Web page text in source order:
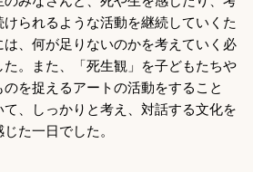
られるような活動を継続していくた
、何が足りないのかを考えていく必
。また、「死生観」を子どもたちや
を捉えるアートの活動をすること
、しっかりと考え、対話する文化を
た一日でした。